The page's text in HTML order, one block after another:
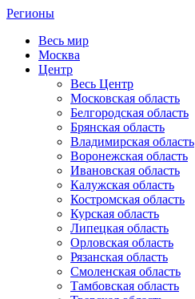
Регионы
Весь мир
Москва
Центр
Весь Центр
Московская область
Белгородская область
Брянская область
Владимирская область
Воронежская область
Ивановская область
Калужская область
Костромская область
Курская область
Липецкая область
Орловская область
Рязанская область
Смоленская область
Тамбовская область